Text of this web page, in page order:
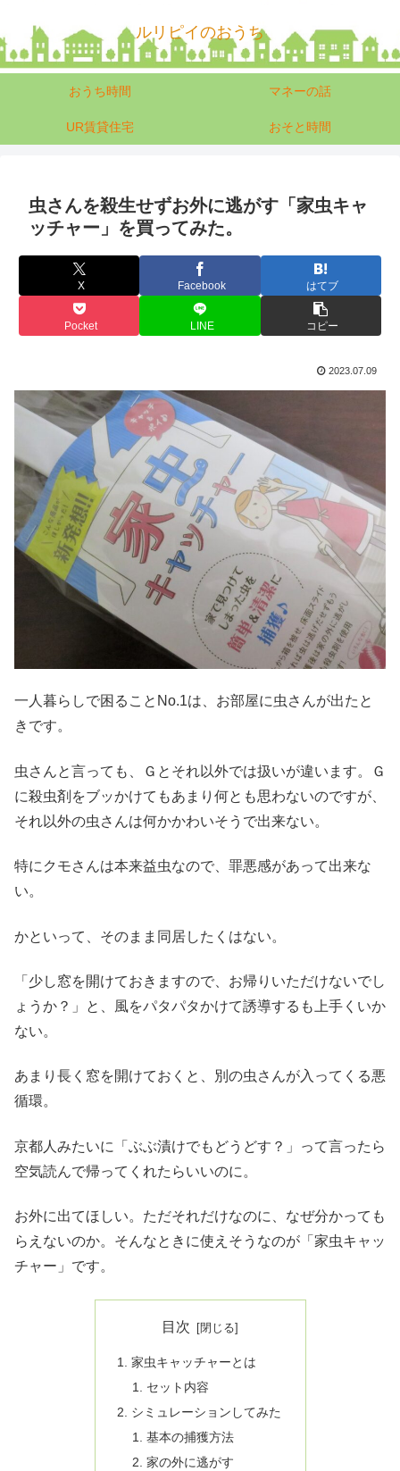
ルリピイのおうち
おうち時間 マネーの話
UR賃貸住宅 おそと時間
虫さんを殺生せずお外に逃がす「家虫キャ
ッチャー」を買ってみた。
X Facebook はてブ
Pocket LINE コピー
2023.07.09
一人暮らしで困ることNo.1は、お部屋に虫さんが出たと
きです。
虫さんと言っても、Ｇとそれ以外では扱いが違います。Ｇ
に殺虫剤をブッかけてもあまり何とも思わないのですが、
それ以外の虫さんは何かかわいそうで出来ない。
特にクモさんは本来益虫なので、罪悪感があって出来な
い。
かといって、そのまま同居したくはない。
「少し窓を開けておきますので、お帰りいただけないでし
ょうか？」と、風をパタパタかけて誘導するも上手くいか
ない。
あまり長く窓を開けておくと、別の虫さんが入ってくる悪
循環。
京都人みたいに「ぶぶ漬けでもどうどす？」って言ったら
空気読んで帰ってくれたらいいのに。
お外に出てほしい。ただそれだけなのに、なぜ分かっても
らえないのか。そんなときに使えそうなのが「家虫キャッ
チャー」です。
目次
家虫キャッチャーとは
セット内容
シミュレーションしてみた
基本の捕獲方法
家の外に逃がす